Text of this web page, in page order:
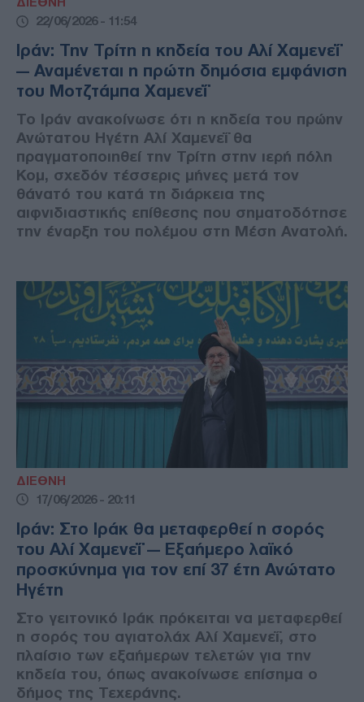
ΔΙΕΘΝΗ
22/06/2026 - 11:54
Ιράν: Την Τρίτη η κηδεία του Αλί Χαμενεΐ
— Αναμένεται η πρώτη δημόσια εμφάνιση
του Μοτζτάμπα Χαμενεΐ
Το Ιράν ανακοίνωσε ότι η κηδεία του πρώην
Ανώτατου Ηγέτη Αλί Χαμενεΐ θα
πραγματοποιηθεί την Τρίτη στην ιερή πόλη
Κομ, σχεδόν τέσσερις μήνες μετά τον
θάνατό του κατά τη διάρκεια της
αιφνιδιαστικής επίθεσης που σηματοδότησε
την έναρξη του πολέμου στη Μέση Ανατολή.
ΔΙΕΘΝΗ
17/06/2026 - 20:11
Ιράν: Στο Ιράκ θα μεταφερθεί η σορός
του Αλί Χαμενεΐ — Εξαήμερο λαϊκό
προσκύνημα για τον επί 37 έτη Ανώτατο
Ηγέτη
Στο γειτονικό Ιράκ πρόκειται να μεταφερθεί
η σορός του αγιατολάχ Αλί Χαμενεΐ, στο
πλαίσιο των εξαήμερων τελετών για την
κηδεία του, όπως ανακοίνωσε επίσημα ο
δήμος της Τεχεράνης.